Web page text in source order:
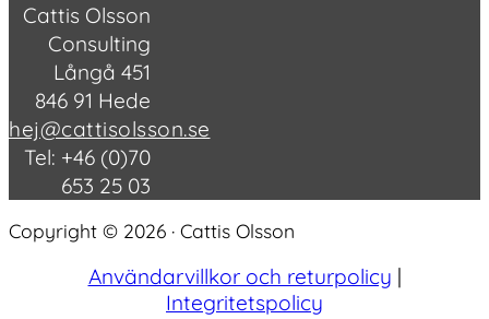
Cattis Olsson
Consulting
Långå 451
846 91 Hede
hej@cattisolsson.se
Tel: +46 (0)70
653 25 03
Copyright © 2026 · Cattis Olsson
Användarvillkor och returpolicy
Integritetspolicy